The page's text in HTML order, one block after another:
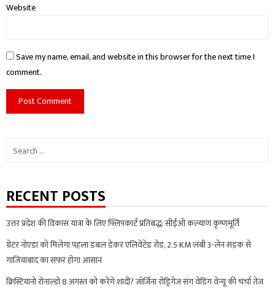
Website
Save my name, email, and website in this browser for the next time I
comment.
Search
RECENT POSTS
उत्तर प्रदेश की विकास यात्रा के लिए फ्लिपकार्ट प्रतिबद्ध: सीईओ कल्याण कृष्णमूर्ति
ग्रेटर नोएडा को मिलेगा पहला डबल डेकर एलिवेटेड रोड, 2.5 KM लंबी 3-लेन सड़क से
गाजियाबाद का सफर होगा आसान
क्रिस्टियानो रोनाल्डो 8 अगस्त को करेंगे शादी? जॉर्जिना रोड्रिगेज संग वेडिंग वेन्यू की चर्चा तेज